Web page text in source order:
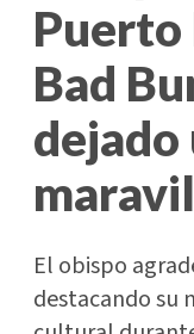
Puerto
Bad
dejado
El obispo
destacando su